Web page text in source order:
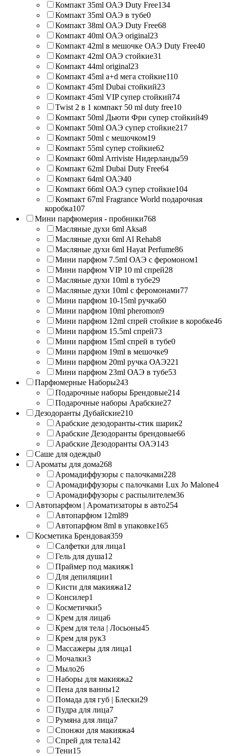
Компакт 35ml ОАЭ Duty Free134
Компакт 35ml ОАЭ в тубе0
Компакт 38ml ОАЭ Duty Free68
Компакт 40ml ОАЭ original23
Компакт 42ml в мешочке ОАЭ Duty Free40
Компакт 42ml ОАЭ стойкие31
Компакт 44ml original23
Компакт 45ml a+d мега стойкие110
Компакт 45ml Dubai стойкий23
Компакт 45ml VIP супер стойкий74
Twist 2 в 1 компакт 50 ml duty free10
Компакт 50ml Дьюти Фри супер стойкий49
Компакт 50ml ОАЭ супер стойкие217
Компакт 50ml с мешочком19
Компакт 55ml супер стойкие62
Компакт 60ml Arriviste Нидерланды59
Компакт 62ml Dubai Duty Free64
Компакт 64ml ОАЭ40
Компакт 66ml ОАЭ супер стойкие104
Компакт 67ml Fragrance World подарочная
коробка107
Мини парфюмерия - пробники768
Масляные духи 6ml Aksa8
Масляные духи 6ml Al Rehab8
Масляные духи 6ml Hayat Perfume86
Мини парфюм 7.5ml ОАЭ с феромоном1
Мини парфюм VIP 10 ml спрей28
Масляные духи 10ml в тубе29
Масляные духи 10ml с феромонами77
Мини парфюм 10-15ml ручка60
Мини парфюм 10ml pheromon9
Мини парфюм 12ml спрей стойкие в коробке46
Мини парфюм 15.5ml спрей73
Мини парфюм 15ml спрей в тубе0
Мини парфюм 19ml в мешочке9
Мини парфюм 20ml ручка ОАЭ221
Мини парфюм 23ml ОАЭ в тубе53
Парфюмерные Наборы243
Подарочные наборы Брендовые214
Подарочные наборы Арабские27
Дезодоранты Дубайские210
Арабские дезодоранты-стик шарик2
Арабские Дезодоранты брендовые66
Арабские Дезодоранты ОАЭ143
Саше для одежды0
Ароматы для дома268
Аромадиффузоры с палочками228
Аромадиффузоры с палочками Lux Jo Malone4
Аромадиффузоры с распылителем36
Автопарфюм | Ароматизаторы в авто254
Автопарфюм 12ml89
Автопарфюм 8ml в упаковке165
Косметика Брендовая359
Салфетки для лица1
Гель для душа12
Праймер под макияж1
Для депиляции1
Кисти для макияжа12
Консилер1
Косметички5
Крем для лица6
Крем для тела | Лосьоны45
Крем для рук3
Массажеры для лица1
Мочалки3
Мыло26
Наборы для макияжа2
Пена для ванны12
Помада для губ | Блески29
Пудра для лица7
Румяна для лица7
Спонжи для макияжа4
Спрей для тела142
Тени15